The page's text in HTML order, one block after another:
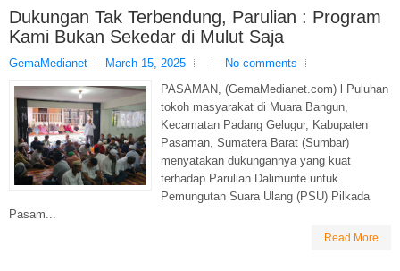
Dukungan Tak Terbendung, Parulian : Program
Kami Bukan Sekedar di Mulut Saja
GemaMedianet March 15, 2025
No comments
PASAMAN, (GemaMedianet.com) l Puluhan
tokoh masyarakat di Muara Bangun,
Kecamatan Padang Gelugur, Kabupaten
Pasaman, Sumatera Barat (Sumbar)
menyatakan dukungannya yang kuat
terhadap Parulian Dalimunte untuk
Pemungutan Suara Ulang (PSU) Pilkada
Pasam...
Read More